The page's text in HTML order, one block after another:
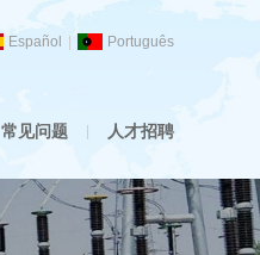
Español Português
常见问题 人才招聘